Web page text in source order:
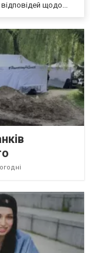
щодо...